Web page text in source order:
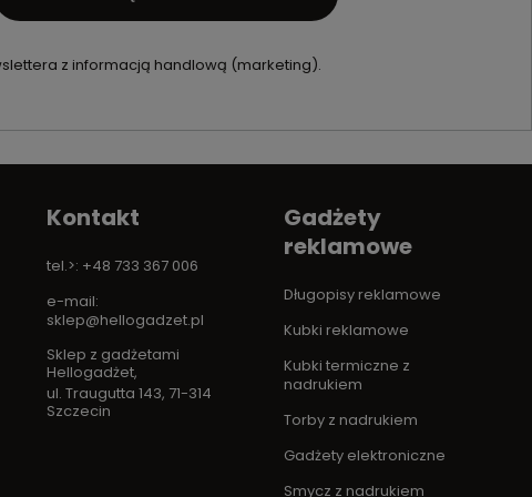
z informacją handlową (marketing).
Kontakt
tel.>: +48 733 367 006
e-mail:
sklep@hellogadzet.pl
Sklep z gadżetami
Hellogadżet,
ul. Traugutta 143, 71-314
Szczecin
Gadżety
reklamowe
Długopisy reklamowe
Kubki reklamowe
Kubki termiczne z
nadrukiem
Torby z nadrukiem
Gadżety elektroniczne
Smycz z nadrukiem